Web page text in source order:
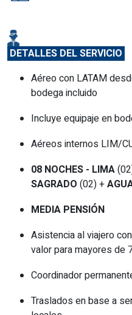
DETALLES DEL SERVICIO
Aéreo con LATAM
bodega incluido
Incluye equipaje en
Aéreos internos LIM/
08 NOCHES - LIMA
SAGRADO (02) +
MEDIA PENSIÓN
Asistencia al viajero
valor para mayores de
Coordinador
Traslados en base a